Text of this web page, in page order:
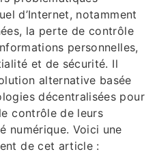
d’Internet, notamment
la perte de contrôle
personnelles,
et de sécurité. Il
alternative basée
décentralisées pour
contrôle de leurs
numérique. Voici une
de cet article :